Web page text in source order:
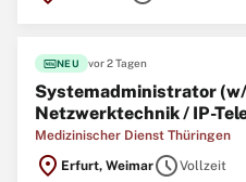
fiber_newNEU vor 2 Tagen
Systemadministrator
Netzwerktechnik / IP-
Medizinischer Dienst Thüringen
location_on Erfurt, WeimarscheduleVollzeit